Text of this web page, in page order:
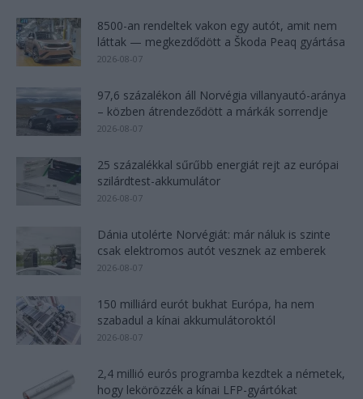
8500-an rendeltek vakon egy autót, amit nem
láttak — megkezdődött a Škoda Peaq gyártása
2026-08-07
97,6 százalékon áll Norvégia villanyautó-aránya
– közben átrendeződött a márkák sorrendje
2026-08-07
25 százalékkal sűrűbb energiát rejt az európai
szilárdtest-akkumulátor
2026-08-07
Dánia utolérte Norvégiát: már náluk is szinte
csak elektromos autót vesznek az emberek
2026-08-07
150 milliárd eurót bukhat Európa, ha nem
szabadul a kínai akkumulátoroktól
2026-08-07
2,4 millió eurós programba kezdtek a németek,
hogy lekörözzék a kínai LFP-gyártókat